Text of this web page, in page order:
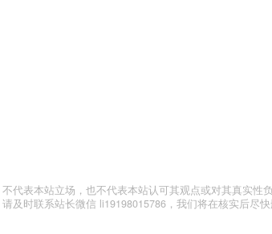
代表本站立场，也不代表本站认可其观点或对其真实性负
及时联系站长微信 li19198015786，我们将在核实后尽快